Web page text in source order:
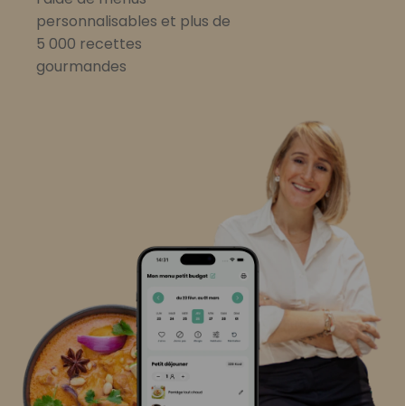
personnalisables et plus de
5 000 recettes
gourmandes